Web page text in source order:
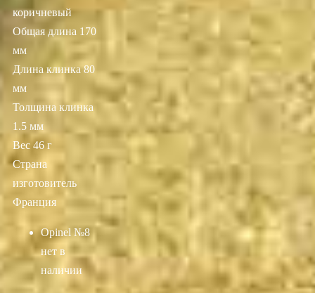
коричневый
Общая длина 170
мм
Длина клинка 80
мм
Толщина клинка
1.5 мм
Вес 46 г
Страна
изготовитель
Франция
Opinel №8
нет в
наличии